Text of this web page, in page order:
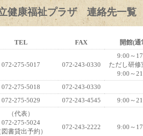
健康福祉プラザ 連絡先一覧
TEL FAX 開館(通
072-275-5017 072-243-0330
9:00～
ただし研修
9:00～
072-275-5018
072-243-0330
072-275-5029 072-243-4545 9:00～
（代表）
072-275-5024
図書貸出予約）
072-243-2222 9:00～